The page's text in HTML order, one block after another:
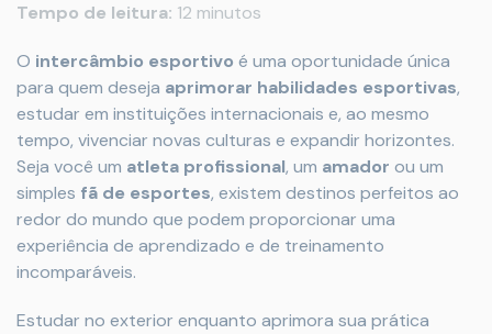
Tempo de leitura: 12 minutos
O intercâmbio esportivo é uma oportunidade única
para quem deseja aprimorar habilidades esportivas,
estudar em instituições internacionais e, ao mesmo
tempo, vivenciar novas culturas e expandir horizontes.
Seja você um atleta profissional, um amador ou um
simples fã de esportes, existem destinos perfeitos ao
redor do mundo que podem proporcionar uma
experiência de aprendizado e de treinamento
incomparáveis.
Estudar no exterior enquanto aprimora sua prática